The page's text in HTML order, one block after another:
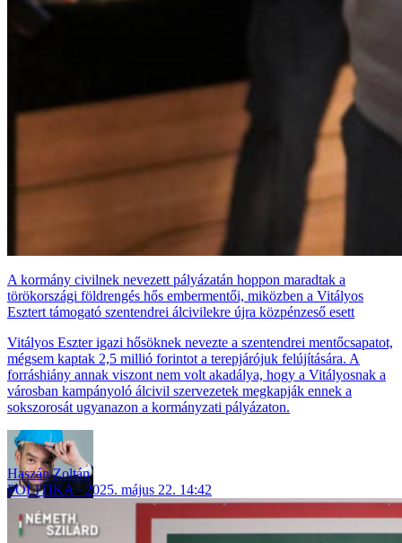
A kormány civilnek nevezett pályázatán hoppon maradtak a
törökországi földrengés hős embermentői, miközben a Vitályos
Esztert támogató szentendrei álcivilekre újra közpénzeső esett
Vitályos Eszter igazi hősöknek nevezte a szentendrei mentőcsapatot,
mégsem kaptak 2,5 millió forintot a terepjárójuk felújítására. A
forráshiány annak viszont nem volt akadálya, hogy a Vitályosnak a
városban kampányoló álcivil szervezetek megkapják ennek a
sokszorosát ugyanazon a kormányzati pályázaton.
Haszán Zoltán
POLITIKA
2025. május 22. 14:42